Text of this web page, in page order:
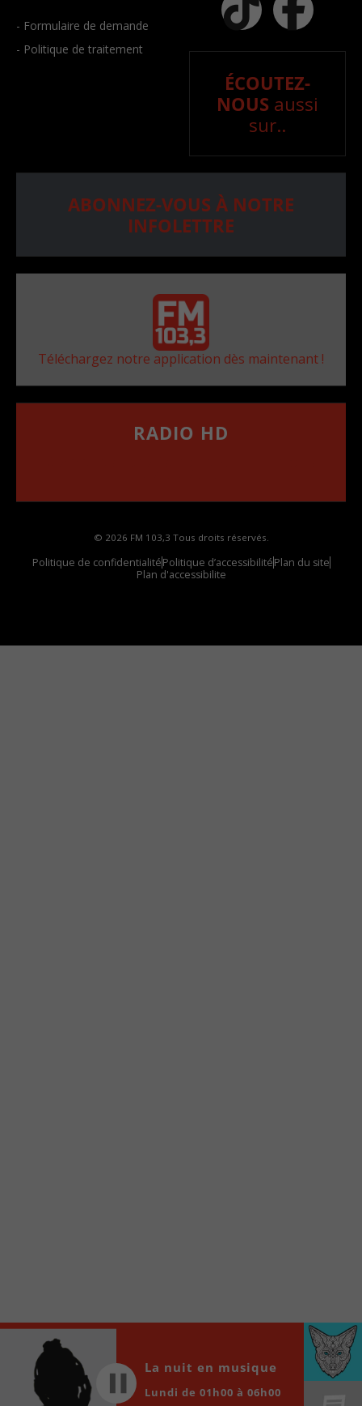
- Formulaire de demande
- Politique de traitement
ÉCOUTEZ-
NOUS aussi
sur..
ABONNEZ-VOUS À NOTRE
INFOLETTRE
Téléchargez notre application dès maintenant !
RADIO HD
© 2026 FM 103,3 Tous droits réservés.
Politique de confidentialitéPolitique d’accessibilitéPlan du site
Plan d'accessibilite
locale vous sont maintenant accessibles en un clic!
Audio
Player
00:00 00:00
La nuit en musique
Lundi de 01h00 à 06h00